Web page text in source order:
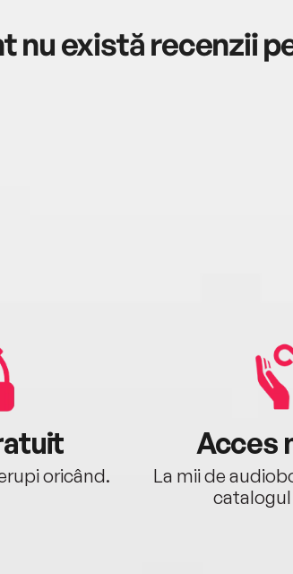
nu există recenzii
oricând.
Acces
La mii de